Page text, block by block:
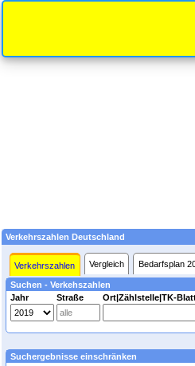
Verkehrszahlen Deutschland
Verkehrszahlen Vergleich Bedarfsplan
Suchen - Verkehszahlen
Jahr
Straße Ort|Zählstelle|TK-
Suchergebnisse einschränken